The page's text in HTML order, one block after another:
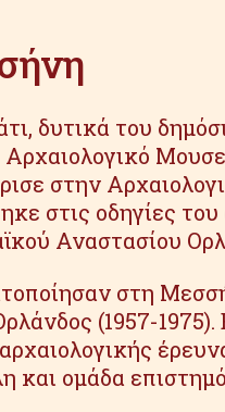
δυτικά του
στην
στις οδηγίες
Αναστασίου
στη
(1957-
και ομάδα